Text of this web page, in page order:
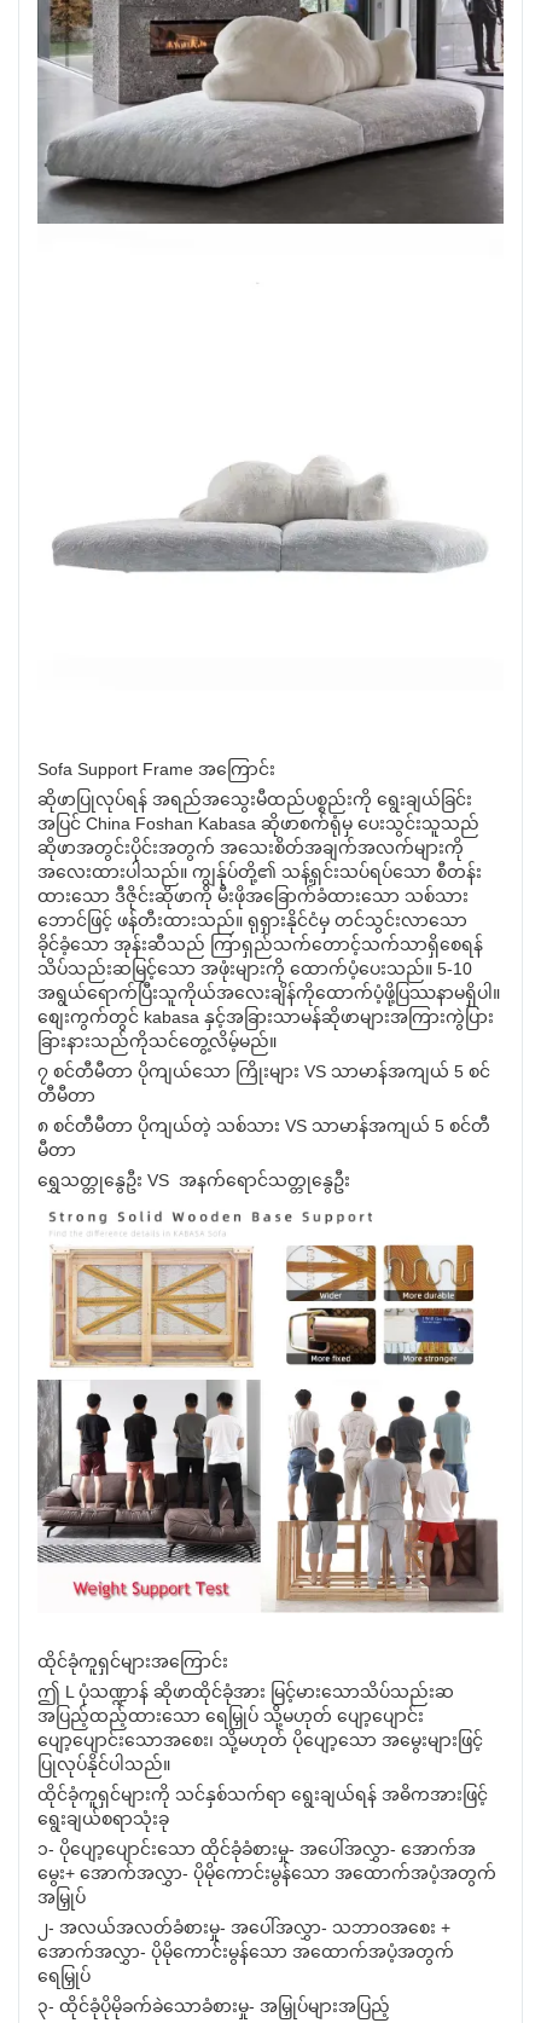
Sofa Support Frame အကြောင်း
ဆိုဖာပြုလုပ်ရန် အရည်အသွေးမီထည်ပစ္စည်းကို ရွေးချယ်ခြင်း
အပြင် China Foshan Kabasa ဆိုဖာစက်ရုံမှ ပေးသွင်းသူသည်
ဆိုဖာအတွင်းပိုင်းအတွက် အသေးစိတ်အချက်အလက်များကို
အလေးထားပါသည်။ ကျွန်ုပ်တို့၏ သန့်ရှင်းသပ်ရပ်သော စီတန်း
ထားသော ဒီဇိုင်းဆိုဖာကို မီးဖိုအခြောက်ခံထားသော သစ်သား
ဘောင်ဖြင့် ဖန်တီးထားသည်။ ရုရှားနိုင်ငံမှ တင်သွင်းလာသော
ခိုင်ခံ့သော အုန်းဆီသည် ကြာရှည်သက်တောင့်သက်သာရှိစေရန်
သိပ်သည်းဆမြင့်သော အဖုံးများကို ထောက်ပံ့ပေးသည်။ 5-10
အရွယ်ရောက်ပြီးသူကိုယ်အလေးချိန်ကိုထောက်ပံ့ဖို့ပြဿနာမရှိပါ။
စျေးကွက်တွင် kabasa နှင့်အခြားသာမန်ဆိုဖာများအကြားကွဲပြား
ခြားနားသည်ကိုသင်တွေ့လိမ့်မည်။
၇ စင်တီမီတာ ပိုကျယ်သော ကြိုးများ VS သာမာန်အကျယ် 5 စင်
တီမီတာ
၈ စင်တီမီတာ ပိုကျယ်တဲ့ သစ်သား VS သာမာန်အကျယ် 5 စင်တီ
မီတာ
ရွှေသတ္တုနွေဦး VS အနက်ရောင်သတ္တုနွေဦး
ထိုင်ခုံကူရှင်များအကြောင်း
ဤ L ပုံသဏ္ဍာန် ဆိုဖာထိုင်ခုံအား မြင့်မားသောသိပ်သည်းဆ
အပြည့်ထည့်ထားသော ရေမြှုပ် သို့မဟုတ် ပျော့ပျောင်း
ပျော့ပျောင်းသောအစေး၊ သို့မဟုတ် ပိုပျော့သော အမွေးများဖြင့်
ပြုလုပ်နိုင်ပါသည်။
ထိုင်ခုံကူရှင်များကို သင်နှစ်သက်ရာ ရွေးချယ်ရန် အဓိကအားဖြင့်
ရွေးချယ်စရာသုံးခု
၁- ပိုပျော့ပျောင်းသော ထိုင်ခုံခံစားမှု- အပေါ်အလွှာ- အောက်အ
မွေး+ အောက်အလွှာ- ပိုမိုကောင်းမွန်သော အထောက်အပံ့အတွက်
အမြှုပ်
၂- အလယ်အလတ်ခံစားမှု- အပေါ်အလွှာ- သဘာဝအစေး +
အောက်အလွှာ- ပိုမိုကောင်းမွန်သော အထောက်အပံ့အတွက်
ရေမြှုပ်
၃- ထိုင်ခုံပိုမိုခက်ခဲသောခံစားမှု- အမြှုပ်များအပြည့်